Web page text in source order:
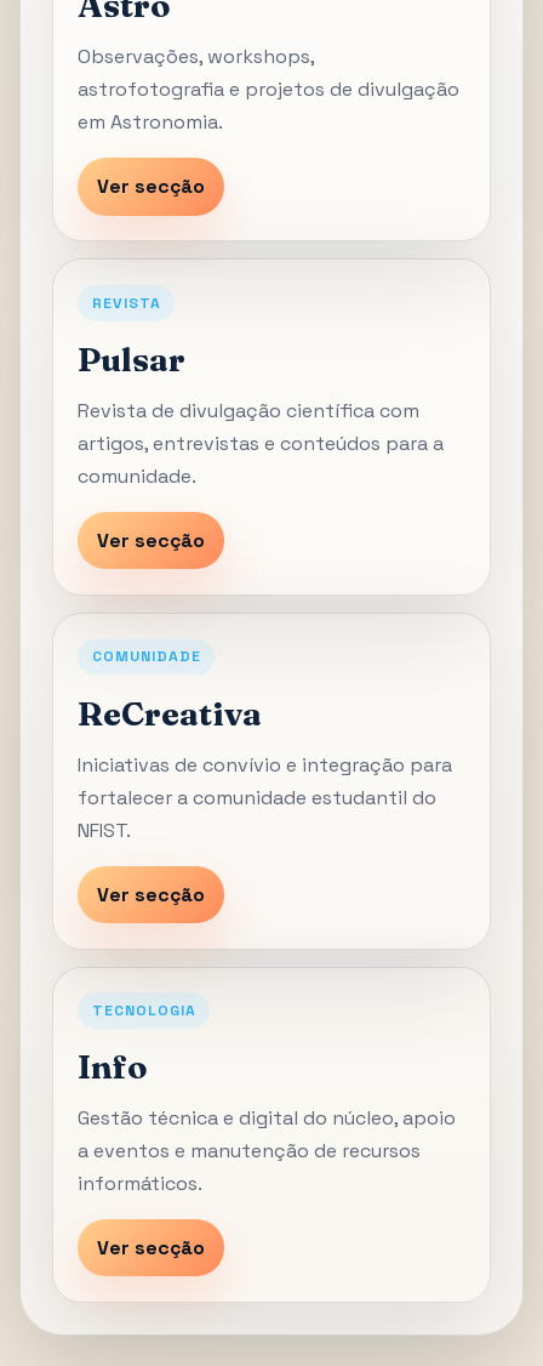
Observações, workshops,
astrofotografia e projetos de divulgação
em Astronomia.
Ver secção
REVISTA
Pulsar
Revista de divulgação científica com
artigos, entrevistas e conteúdos para a
comunidade.
Ver secção
COMUNIDADE
ReCreativa
Iniciativas de convívio e integração para
fortalecer a comunidade estudantil do
NFIST.
Ver secção
TECNOLOGIA
Info
Gestão técnica e digital do núcleo, apoio
a eventos e manutenção de recursos
informáticos.
Ver secção